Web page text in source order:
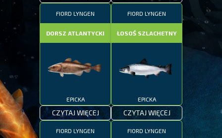
FIORD LYNGEN
DORSZ ATLANTYCKI
EPICKA
CZYTAJ WIĘCEJ
FIORD LYNGEN
ŁOSOŚ SZLACHETNY
EPICKA
CZYTAJ WIĘCEJ
FIORD LYNGEN FIORD LYNGEN